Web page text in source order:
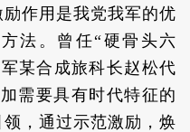
作用是我党我军的优
法。曾任“硬骨头六
某合成旅科长赵松代
需要具有时代特征的
，通过示范激励，焕